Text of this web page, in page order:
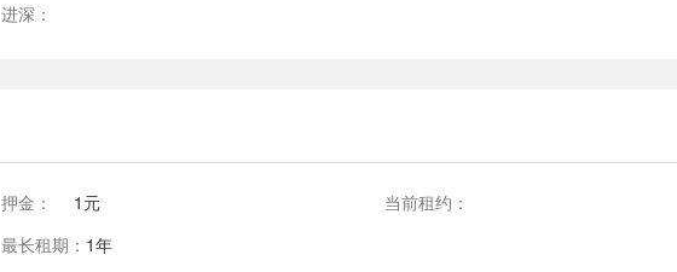
进深：
押金： 1元
当前租约：
最长租期： 1年